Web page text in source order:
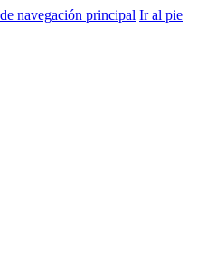
navegación principal Ir al pie